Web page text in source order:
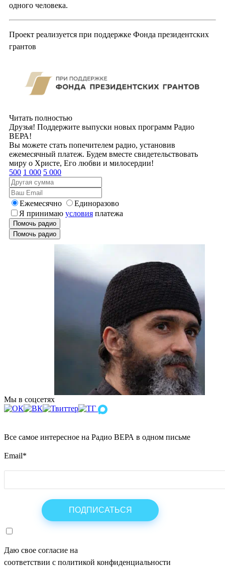
одного человека.
Проект реализуется при поддержке Фонда президентских
грантов
Читать полностью
Друзья! Поддержите выпуски новых программ Радио
ВЕРА!
Вы можете стать попечителем радио, установив
ежемесячный платеж. Будем вместе свидетельствовать
миру о Христе, Его любви и милосердии!
500 1 000 5 000
Ежемесячно
Единоразово
Я принимаю условия платежа
Помочь радио
Помочь радио
Мы в соцсетях
Все самое интересное на Радио ВЕРА в одном письме
Email*
Даю свое согласие на
соответствии с политикой конфиденциальности